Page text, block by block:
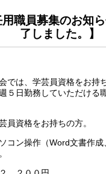
職員募集のお知
了しました。】
では、学芸員資格をお持
５日勤務していただける
員資格をお持ちの方。
作（Word文書作成、